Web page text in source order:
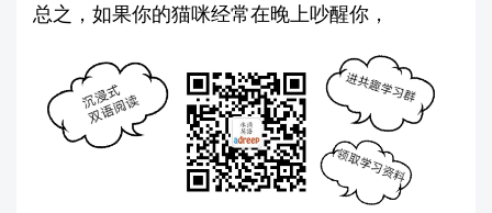
总之，如果你的猫咪经常在晚上吵醒你，